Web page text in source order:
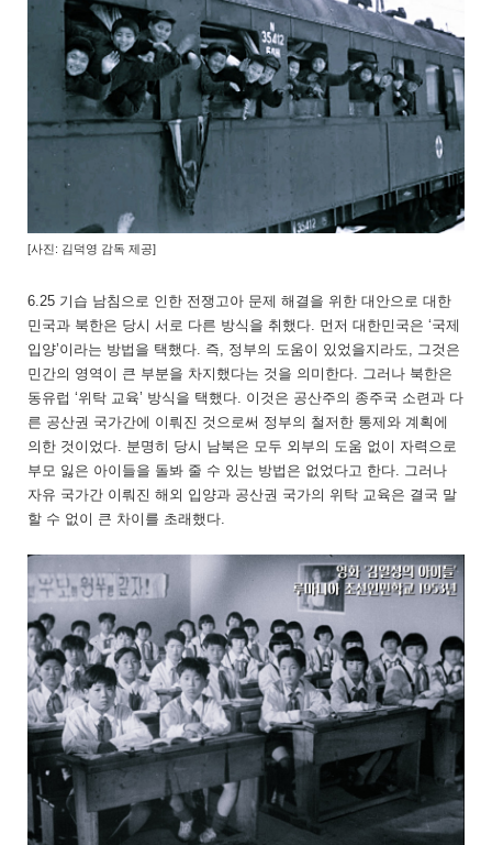
[사진: 김덕영 감독 제공]
6.25 기습 남침으로 인한 전쟁고아 문제 해결을 위한 대안으로 대한
민국과 북한은 당시 서로 다른 방식을 취했다. 먼저 대한민국은 ‘국제
입양’이라는 방법을 택했다. 즉, 정부의 도움이 있었을지라도, 그것은
민간의 영역이 큰 부분을 차지했다는 것을 의미한다. 그러나 북한은
동유럽 ‘위탁 교육’ 방식을 택했다. 이것은 공산주의 종주국 소련과 다
른 공산권 국가간에 이뤄진 것으로써 정부의 철저한 통제와 계획에
의한 것이었다. 분명히 당시 남북은 모두 외부의 도움 없이 자력으로
부모 잃은 아이들을 돌봐 줄 수 있는 방법은 없었다고 한다. 그러나
자유 국가간 이뤄진 해외 입양과 공산권 국가의 위탁 교육은 결국 말
할 수 없이 큰 차이를 초래했다.